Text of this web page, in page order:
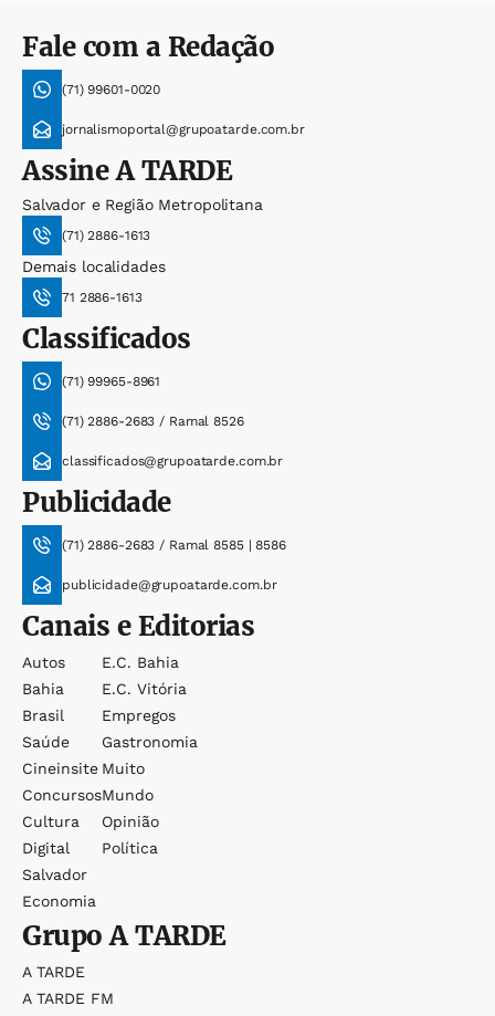
Fale com a Redação
(71) 99601-0020
jornalismoportal@grupoatarde.com.br
AssineA TARDE
Salvador e Região Metropolitana
(71) 2886-1613
Demais localidades
71 2886-1613
Classificados
(71) 99965-8961
(71) 2886-2683 / Ramal 8526
classificados@grupoatarde.com.br
Publicidade
(71) 2886-2683 / Ramal 8585 | 8586
publicidade@grupoatarde.com.br
Canais e Editorias
Autos
Bahia
Brasil
Saúde
Cineinsite
Concursos
Cultura
Digital
Salvador
Economia
E.c. Bahia
E.c. Vitória
Empregos
Gastronomia
Muito
Mundo
Opinião
Política
GrupoA TARDE
A TARDE
A TARDE FM